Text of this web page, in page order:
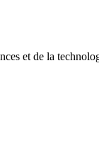
et de la